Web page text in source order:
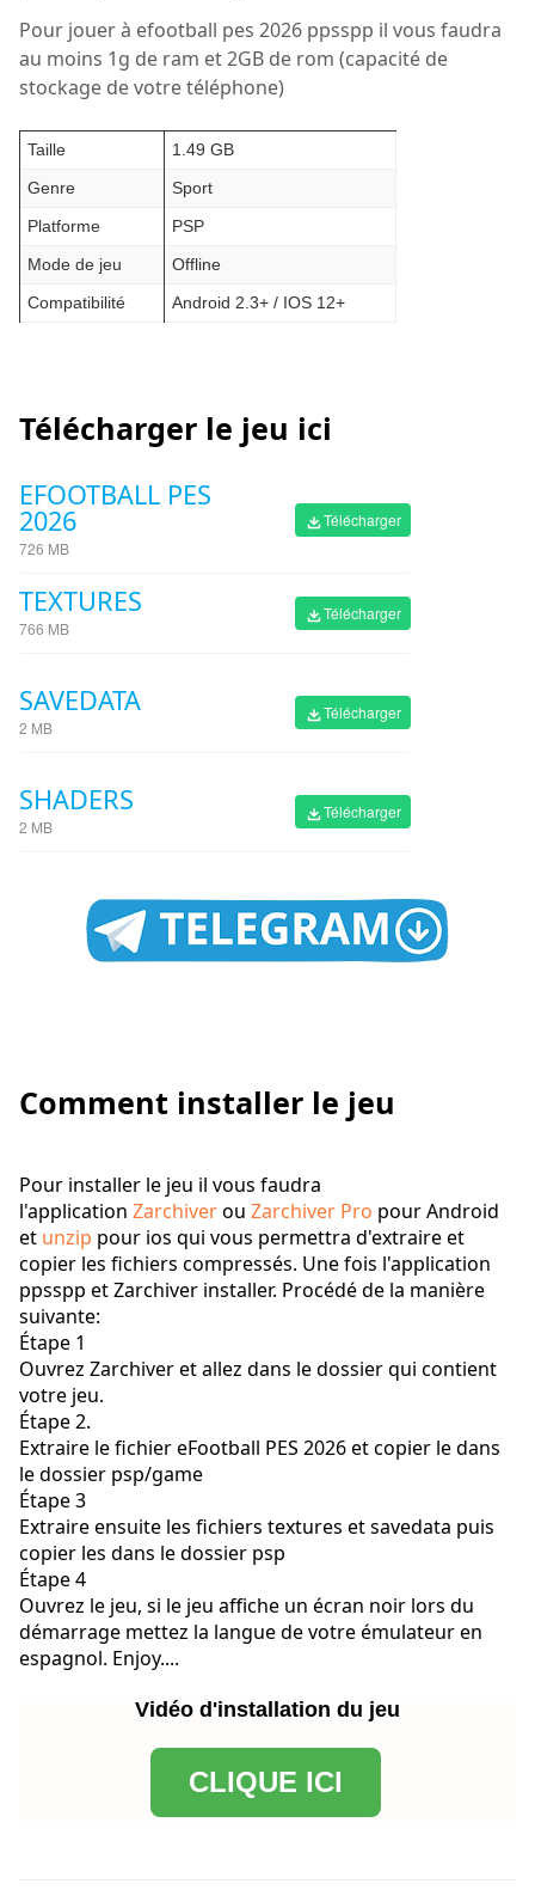
Pour jouer à efootball pes 2026 ppsspp il vous faudra
au moins 1g de ram et 2GB de rom (capacité de
stockage de votre téléphone)
Taille
1.49 GB
Genre
Sport
Platforme
PSP
Mode de jeu
Offline
Compatibilité
Android 2.3+ / IOS 12+
Télécharger le jeu ici
EFOOTBALL PES
2026
726 MB
Télécharger
TEXTURES
766 MB
Télécharger
SAVEDATA
2 MB
Télécharger
SHADERS
2 MB
Télécharger
Comment installer le jeu
Pour installer le jeu il vous faudra
l'application Zarchiverou Zarchiver Pro pour Android
et unzip pour ios qui vous permettra d'extraire et
copier les fichiers compressés. Une fois l'application
ppsspp et Zarchiver installer. Procédé de la manière
suivante:
Étape 1
Ouvrez Zarchiver et allez dans le dossier qui contient
votre jeu.
Étape 2.
Extraire le fichier eFootball PES 2026 et copier le dans
le dossier psp/game
Étape 3
Extraire ensuite les fichiers textures et savedata puis
copier les dans le dossier psp
Étape 4
Ouvrez le jeu, si le jeu affiche un écran noir lors du
démarrage mettez la langue de votre émulateur en
espagnol. Enjoy....
Vidéo d'installation du jeu
CLIQUE ICI